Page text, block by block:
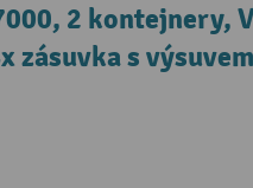
2 kontejnery,
zásuvka s